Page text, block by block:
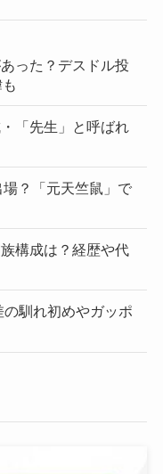
った？デスドル投
「先生」と呼ばれ
？「元天竺鼠」で
構成は？経歴や代
馴れ初めやガッポ